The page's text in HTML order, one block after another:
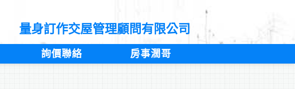
量身訂作交屋管理顧問有限公司
詢價聯絡 房事濶哥